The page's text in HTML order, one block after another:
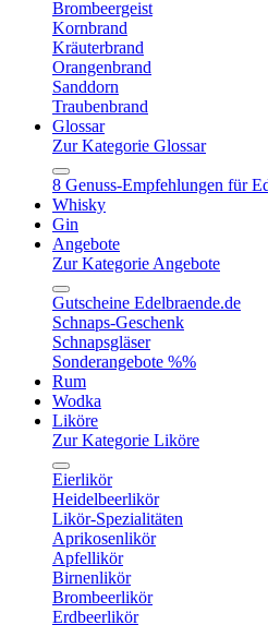
Brombeergeist
Kornbrand
Kräuterbrand
Orangenbrand
Sanddorn
Traubenbrand
Glossar
Zur Kategorie Glossar
8 Genuss-Empfehlungen für
Whisky
Gin
Angebote
Zur Kategorie Angebote
Gutscheine Edelbraende.de
Schnaps-Geschenk
Schnapsgläser
Sonderangebote %%
Rum
Wodka
Liköre
Zur Kategorie Liköre
Eierlikör
Heidelbeerlikör
Likör-Spezialitäten
Aprikosenlikör
Apfellikör
Birnenlikör
Brombeerlikör
Erdbeerlikör